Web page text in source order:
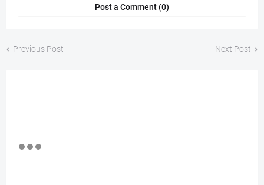
Post a Comment (0)
Previous Post Next Post